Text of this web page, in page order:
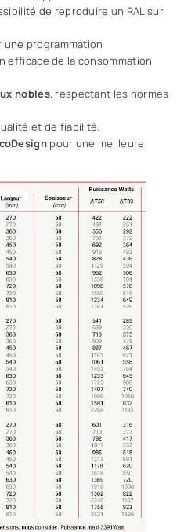
de reproduire un RAL sur
une programmation
efficace de la consommation
nobles, respectant les normes
et de fiabilité.
pour une meilleure